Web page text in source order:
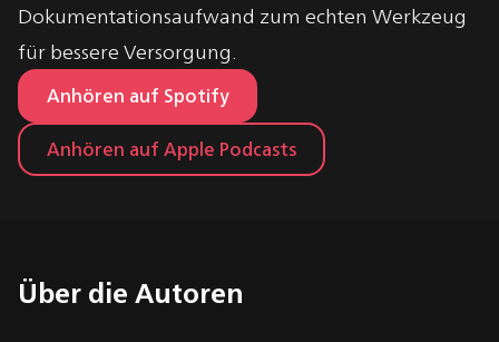
Dokumentationsaufwand zum echten Werkzeug
für bessere Versorgung.
Anhören auf Spotify
Anhören auf Apple Podcasts
Über die Autoren